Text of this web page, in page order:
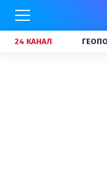
24 КАНАЛ